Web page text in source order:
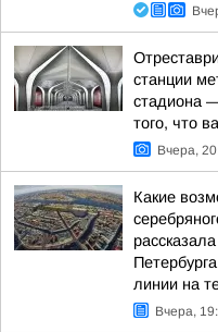
станции
стадиона
того, что
Вчера,
Какие
линии на
Вчера,